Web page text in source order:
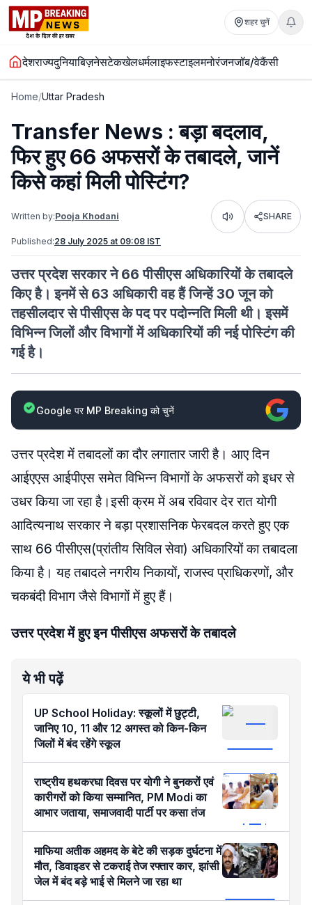
शहर चुनें
देशराज्यदुनियाबिज़नेसटेकखेलधर्मलाइफस्टाइलमनोरंजनजॉब/वेकैंसी
Home/Uttar Pradesh
Transfer News : बड़ा बदलाव,
फिर हुए 66 अफसरों के तबादले, जानें
किसे कहां मिली पोस्टिंग?
Written by:Pooja Khodani Listen SHARE
Published:28 July 2025 at 09:08 IST
उत्तर प्रदेश सरकार ने 66 पीसीएस अधिकारियों के तबादले
किए है। इनमें से 63 अधिकारी वह हैं जिन्हें 30 जून को
तहसीलदार से पीसीएस के पद पर पदोन्नति मिली थी। इसमें
विभिन्न जिलों और विभागों में अधिकारियों की नई पोस्टिंग की
गई है।
Google पर MP Breaking को चुनें
उत्तर प्रदेश में तबादलों का दौर लगातार जारी है। आए दिन
आईएएस आईपीएस समेत विभिन्न विभागों के अफसरों को इधर से
उधर किया जा रहा है।इसी क्रम में अब रविवार देर रात योगी
आदित्यनाथ सरकार ने बड़ा प्रशासनिक फेरबदल करते हुए एक
साथ 66 पीसीएस(प्रांतीय सिविल सेवा) अधिकारियों का तबादला
किया है। यह तबादले नगरीय निकायों, राजस्व प्राधिकरणों, और
चकबंदी विभाग जैसे विभागों में हुए हैं।
उत्तर प्रदेश में हुए इन पीसीएस अफसरों के तबादले
ये भी पढ़ें
UP School Holiday: स्कूलों में छुट्टी,
जानिए 10, 11 और 12 अगस्त को किन-किन
जिलों में बंद रहेंगे स्कूल
राष्ट्रीय हथकरघा दिवस पर योगी ने बुनकरों एवं
कारीगरों को किया सम्मानित, PM Modi का
आभार जताया, समाजवादी पार्टी पर कसा तंज
माफिया अतीक अहमद के बेटे की सड़क दुर्घटना में
मौत, डिवाइडर से टकराई तेज रफ्तार कार, झांसी
जेल में बंद बड़े भाई से मिलने जा रहा था